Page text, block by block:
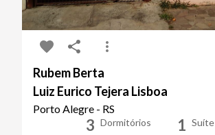
Rubem Berta
Luiz Eurico Tejera Lisboa
Porto Alegre - RS
3 Dormitórios 1 Suíte